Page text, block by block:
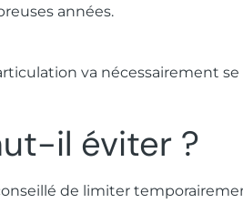
années.
va nécessairement
il éviter ?
de limiter